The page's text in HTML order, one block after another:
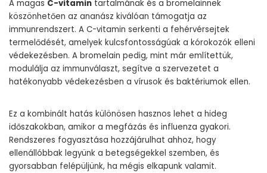
A magas C-vitamin tartalmának és a bromelainnek
köszönhetően az ananász kiválóan támogatja az
immunrendszert. A C-vitamin serkenti a fehérvérsejtek
termelődését, amelyek kulcsfontosságúak a kórokozók elleni
védekezésben. A bromelain pedig, mint már említettük,
modulálja az immunválaszt, segítve a szervezetet a
hatékonyabb védekezésben a vírusok és baktériumok ellen.
Ez a kombinált hatás különösen hasznos lehet a hideg
időszakokban, amikor a megfázás és influenza gyakori.
Rendszeres fogyasztása hozzájárulhat ahhoz, hogy
ellenállóbbak legyünk a betegségekkel szemben, és
gyorsabban felépüljünk, ha mégis elkapunk valamit.